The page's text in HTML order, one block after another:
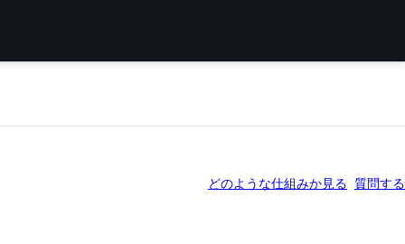
どのような仕組みか見る 質問する